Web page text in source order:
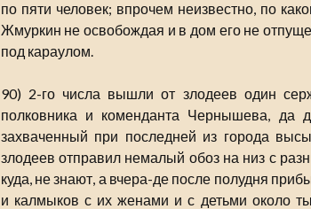
по пяти человек; впрочем неизвестно, по
Жмуркин не освобождая и в дом его не
под караулом.
90) 2-го числа вышли от злодеев один
полковника и коменданта Чернышева, да
захваченный при последней из города
злодеев отправил немалый обоз на низ с
куда, не знают, а вчера-де после полудня
и калмыков с их женами и с детьми около